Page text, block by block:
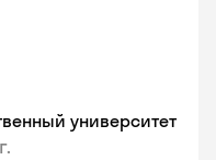
университет